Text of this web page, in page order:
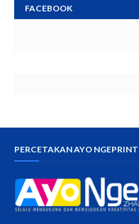
FACEBOOK
PERCETAKAN AYO NGEPRINT